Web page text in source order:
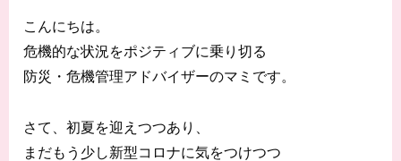
こんにちは。
危機的な状況をポジティブに乗り切る
防災・危機管理アドバイザーのマミです。
さて、初夏を迎えつつあり、
まだもう少し新型コロナに気をつけつつ